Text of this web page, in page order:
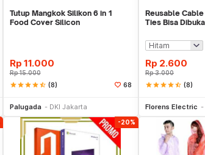
Tutup Mangkok Silikon 6 in 1
Food Cover Silicon
Rp 11.000
Rp15.000
starstarstarstarstar_half (8) 68
Palugada DKI Jakarta
Reusable
Ties Bisa Dibuka
Rp 2.600
Rp3.000
starstarstarstarstar_half (8)
Florens Electric
-20%